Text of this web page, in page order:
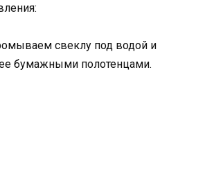
свеклу под водой и
бумажными полотенцами.